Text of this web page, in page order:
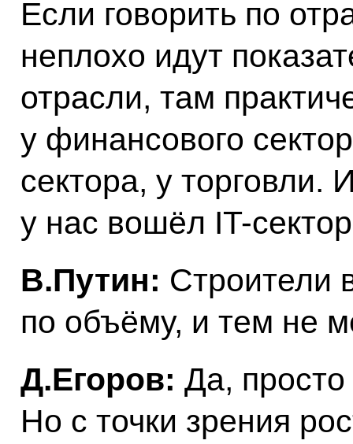
Если говорить по
неплохо идут
отрасли, там
у финансового
сектора, у торговли.
у нас вошёл IT-
В.Путин: Строители
по объёму, и тем не
Д.Егоров: Да,
Но с точки зрения